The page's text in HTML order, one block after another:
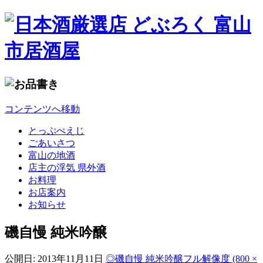
コンテンツへ移動
とっぷぺえじ
ごあいさつ
富山の地酒
店主の浮気 県外酒
お料理
お店案内
お知らせ
磯自慢 純米吟醸
公開日: 2013年11月11日 ◎磯自慢 純米吟醸フル解像度 (800 ×